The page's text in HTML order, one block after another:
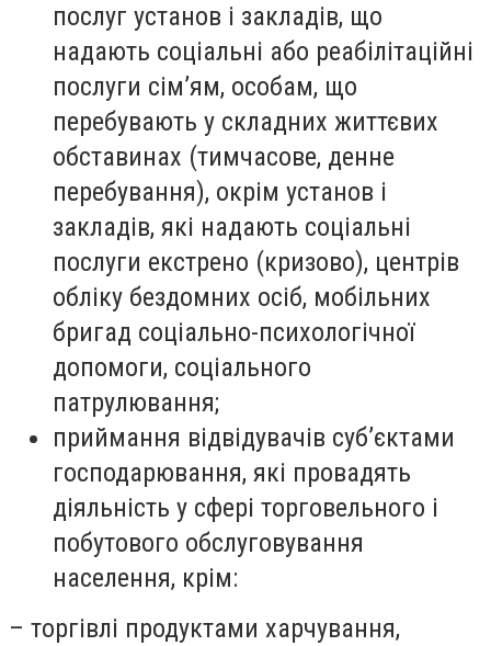
послуг установ і закладів, що
надають соціальні або реабілітаційні
послуги сім’ям, особам, що
перебувають у складних життєвих
обставинах (тимчасове, денне
перебування), окрім установ і
закладів, які надають соціальні
послуги екстрено (кризово), центрів
обліку бездомних осіб, мобільних
бригад соціально-психологічної
допомоги, соціального
патрулювання;
приймання відвідувачів суб’єктами
господарювання, які провадять
діяльність у сфері торговельного і
побутового обслуговування
населення, крім:
– торгівлі продуктами харчування,